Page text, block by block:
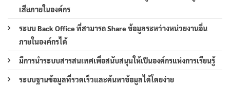
เสียภายในองค์กร
ระบบ Back Office ที่สามารถ Share ข้อมูลระหว่างหน่วยงานอื่น
ภายในองค์กรได้
มีการนำระบบสารสนเทศเพื่อสนับสนุนให้เป็นองค์กรแห่งการเรียนรู้
ระบบฐานข้อมูลที่รวดเร็วและค้นหาข้อมูลได้โดยง่าย